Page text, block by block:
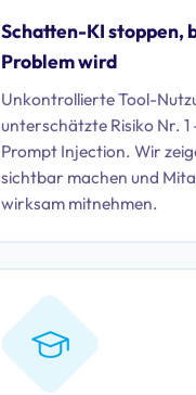
Schatten-KI stoppen,
Problem wird
Unkontrollierte Tool-
unterschätzte Risiko Nr.
Prompt Injection. Wir
sichtbar machen und
wirksam mitnehmen.